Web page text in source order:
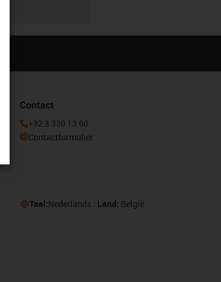
Contact
+32 3 330 13 60
Contactformulier
Taal:Nederlands Land: België